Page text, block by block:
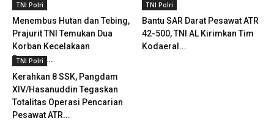
TNI Polri
Menembus Hutan dan Tebing,
Prajurit TNI Temukan Dua
Korban Kecelakaan
Pesawat...
TNI Polri
Bantu SAR Darat Pesawat ATR
42-500, TNI AL Kirimkan Tim
Kodaeral...
TNI Polri
Kerahkan 8 SSK, Pangdam
XIV/Hasanuddin Tegaskan
Totalitas Operasi Pencarian
Pesawat ATR...